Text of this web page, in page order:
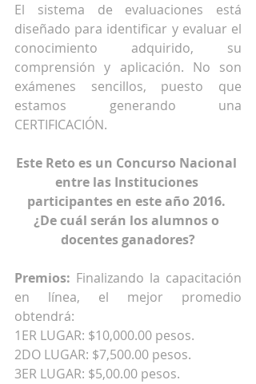
El sistema de evaluaciones está
diseñado para identificar y evaluar el
conocimiento adquirido, su
comprensión y aplicación. No son
exámenes sencillos, puesto que
estamos generando una
CERTIFICACIÓN.
Este Reto es un Concurso Nacional
entre las Instituciones
participantes en este año 2016.
¿De cuál serán los alumnos o
docentes ganadores?
Premios: Finalizando la capacitación
en línea, el mejor promedio
obtendrá:
1ER LUGAR: $10,000.00 pesos.
2DO LUGAR: $7,500.00 pesos.
3ER LUGAR: $5,00.00 pesos.